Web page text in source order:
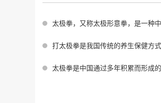
太极拳，又称太极形意拳，是一种中国传统武术。它
打太极拳是我国传统的养生保健方式，它践行“动静
太极拳是中国通过多年积累而形成的一项优秀的传统